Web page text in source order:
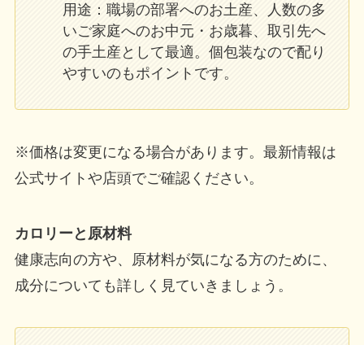
用途：職場の部署へのお土産、人数の多
いご家庭へのお中元・お歳暮、取引先へ
の手土産として最適。個包装なので配り
やすいのもポイントです。
※価格は変更になる場合があります。最新情報は
公式サイトや店頭でご確認ください。
カロリーと原材料
健康志向の方や、原材料が気になる方のために、
成分についても詳しく見ていきましょう。